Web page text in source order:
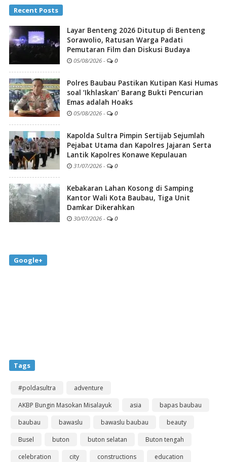
Recent Posts
Layar Benteng 2026 Ditutup di Benteng
Sorawolio, Ratusan Warga Padati
Pemutaran Film dan Diskusi Budaya
05/08/2026 - 0
Polres Baubau Pastikan Kutipan Kasi Humas
soal ‘Ikhlaskan’ Barang Bukti Pencurian
Emas adalah Hoaks
05/08/2026 - 0
Kapolda Sultra Pimpin Sertijab Sejumlah
Pejabat Utama dan Kapolres Jajaran Serta
Lantik Kapolres Konawe Kepulauan
31/07/2026 - 0
Kebakaran Lahan Kosong di Samping
Kantor Wali Kota Baubau, Tiga Unit
Damkar Dikerahkan
30/07/2026 - 0
Google+
Tags
#poldasultra
adventure
AKBP Bungin Masokan Misalayuk
asia
bapas baubau
baubau
bawaslu bawaslu baubau
beauty
Busel
buton buton selatan
Buton tengah
celebration
city constructions
education